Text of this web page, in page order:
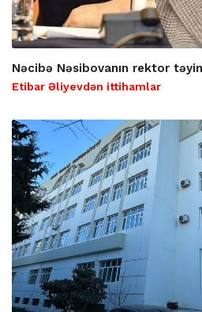
Nəcibə Nəsibovanın rektor
Etibar Əliyevdən ittihamlar